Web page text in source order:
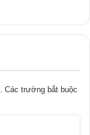
Các trường bắt buộc